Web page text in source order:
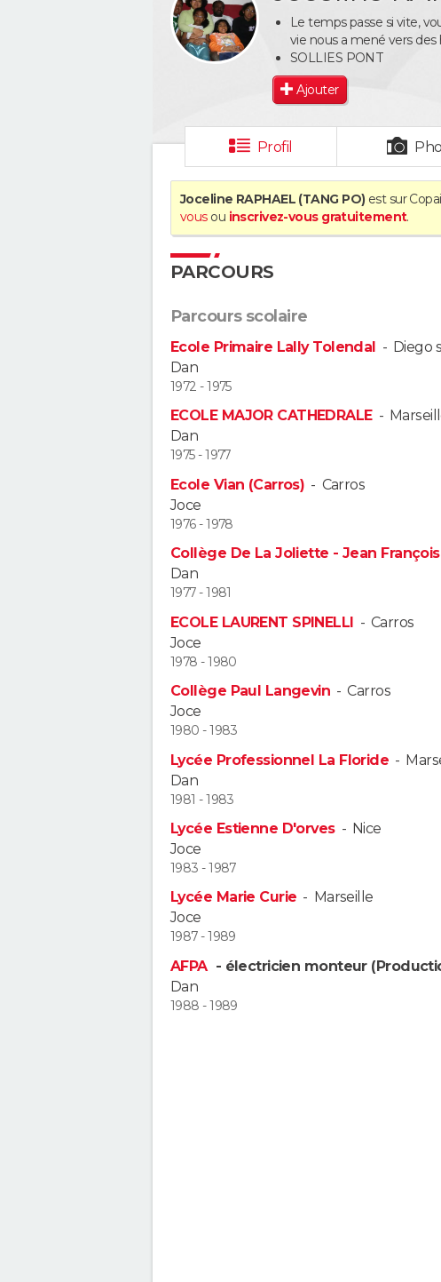
Le temps passe si vite,
vie nous a mené vers
SOLLIES PONT
Ajouter
Profil
Joceline RAPHAEL (TANG PO) est sur
vousou inscrivez-vous gratuitement.
PARCOURS
Parcours scolaire
Ecole Primaire Lally Tolendal - Diego
Dan
1972 - 1975
ECOLE MAJOR CATHEDRALE-
Dan
1975 - 1977
Ecole Vian (Carros) - Carros
Joce
1976 - 1978
Collège De La Joliette - Jean
Dan
1977 - 1981
ECOLE LAURENT SPINELLI - Carros
Joce
1978 - 1980
Collège Paul Langevin -Carros
Joce
1980 - 1983
Lycée Professionnel La Floride -
Dan
1981 - 1983
Lycée Estienne D'orves- Nice
Joce
1983 - 1987
Lycée Marie Curie - Marseille
Joce
1987 - 1989
AFPA - électricien monteur
Dan
1988 - 1989